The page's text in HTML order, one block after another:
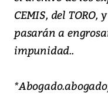
CEMIS, del TORO,
pasarán a
impunidad..